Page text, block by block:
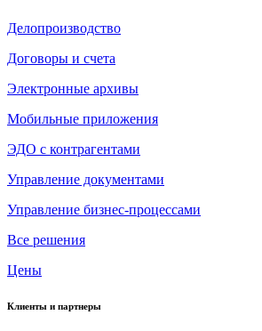
Делопроизводство
Договоры и счета
Электронные архивы
Мобильные приложения
ЭДО с контрагентами
Управление документами
Управление бизнес-процессами
Все решения
Цены
Клиенты и партнеры